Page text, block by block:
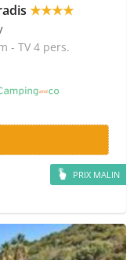
★★★★
- TV 4 pers.
PRIX MALIN